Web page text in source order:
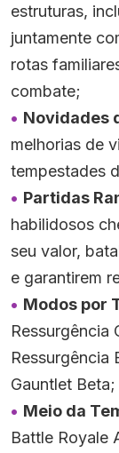
estruturas,
juntamente
rotas
combate;
Novidades
melhorias de
tempestades
Partidas
habilidosos
seu valor,
e garantirem
Modos por
Ressurgência
Ressurgência
Gauntlet Beta;
Meio da
Battle Royale